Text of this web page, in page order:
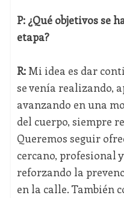
P: ¿Qué objetivos se
etapa?
R: Mi idea es dar
se venía realizando,
avanzando en una
del cuerpo, siempre
Queremos seguir
cercano, profesional
reforzando la
en la calle. También